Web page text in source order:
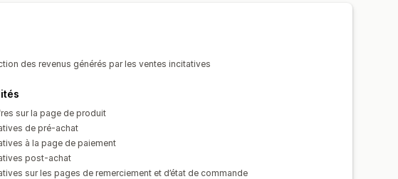
sur l’IA
Entonnoir des performances
des revenus générés par les ventes incitatives
sur la page de produit
de pré-achat
à la page de paiement
post-achat
sur les pages de remerciement et d’état de commande